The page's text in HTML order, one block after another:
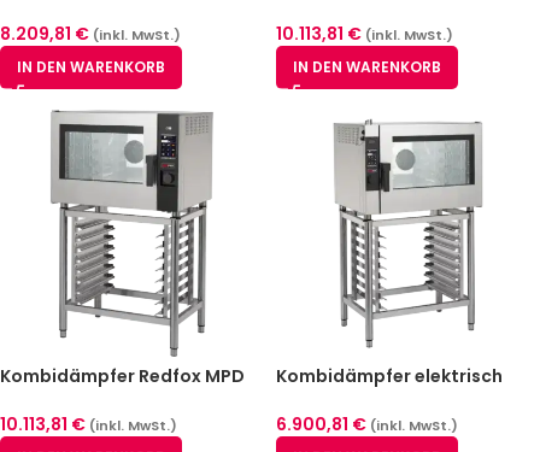
8.209,81 € (inkl. MwSt.)
IN DEN WARENKORB
10.113,81 € (inkl. MwSt.)
IN DEN WARENKORB
Kombidämpfer Redfox MPD
10.113,81 € (inkl. MwSt.)
Kombidämpfer elektrisch
6.900,81 € (inkl. MwSt.)